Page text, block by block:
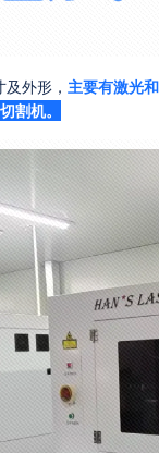
外形， 主要有激光
割机。